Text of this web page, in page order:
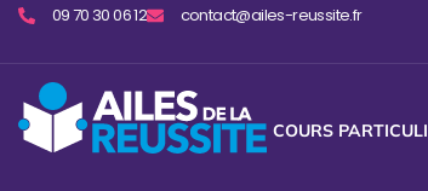
09 70 30 06 12 contact@ailes-reussite.fr
COURS